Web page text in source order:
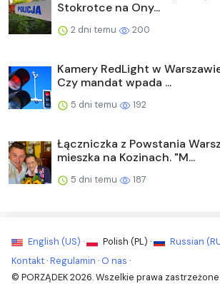
Stokrotce na Ony...
2 dni temu 200
Kamery RedLight w
Czy mandat wpada ...
5 dni temu 192
Łączniczka z Powstania
mieszka na Kozinach. "M...
5 dni temu 187
English (US) · Polish (PL) ·
Russian
Kontakt ·Regulamin · O nas ·
© PORZĄDEK 2026. Wszelkie prawa zastrzeżone.